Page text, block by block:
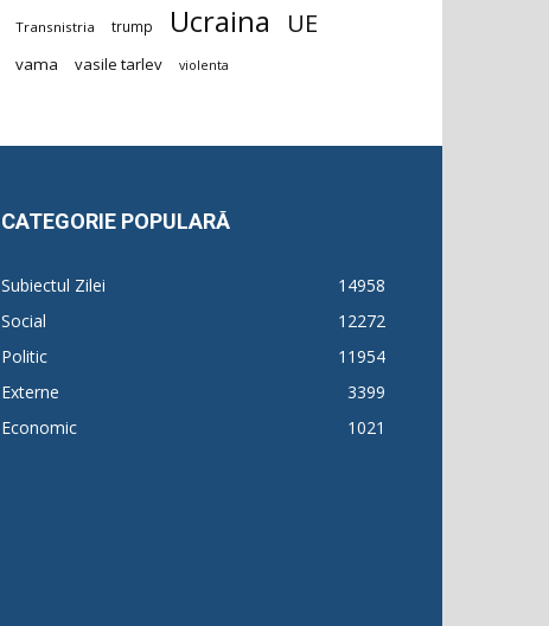
Transnistria trump Ucraina UE
vama vasile tarlev violenta
CATEGORIE POPULARĂ
Subiectul Zilei
14958
Social
12272
Politic
11954
Externe
3399
Economic
1021